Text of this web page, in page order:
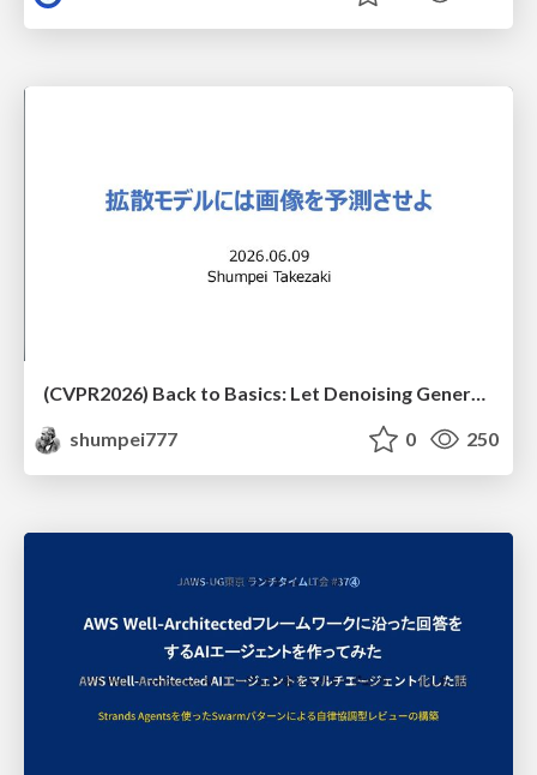
(CVPR2026) Back to Basics: Let Denoising Generative Models Denoise
shumpei777
0 250